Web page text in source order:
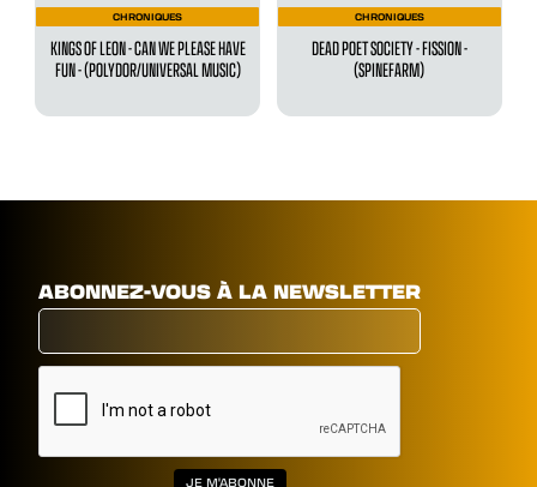
CHRONIQUES
KINGS OF LEON - CAN WE PLEASE HAVE
FUN - (POLYDOR/UNIVERSAL MUSIC)
CHRONIQUES
DEAD POET SOCIETY - FISSION -
(SPINEFARM)
ABONNEZ-VOUS À LA NEWSLETTER